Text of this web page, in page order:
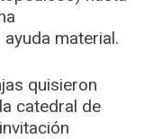
material.
quisieron
catedral de